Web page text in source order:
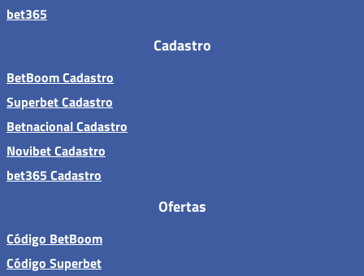
bet365
Cadastro
BetBoom Cadastro
Superbet Cadastro
Betnacional Cadastro
Novibet Cadastro
bet365 Cadastro
Ofertas
Código BetBoom
Código Superbet